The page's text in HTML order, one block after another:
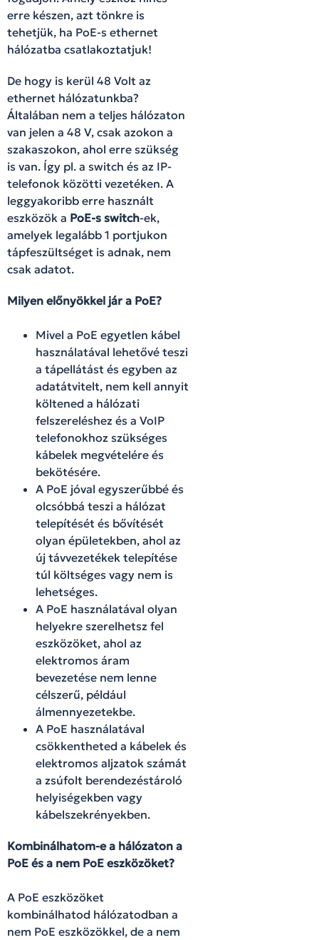
erre készen, azt tönkre is
tehetjük, ha PoE-s ethernet
hálózatba csatlakoztatjuk!
De hogy is kerül 48 Volt az
ethernet hálózatunkba?
Általában nem a teljes hálózaton
van jelen a 48 V, csak azokon a
szakaszokon, ahol erre szükség
is van. Így pl. a switch és az IP-
telefonok közötti vezetéken. A
leggyakoribb erre használt
eszközök a PoE-s switch-ek,
amelyek legalább 1 portjukon
tápfeszültséget is adnak, nem
csak adatot.
Milyen előnyökkel jár a PoE?
Mivel a PoE egyetlen kábel
használatával lehetővé teszi
a tápellátást és egyben az
adatátvitelt, nem kell annyit
költened a hálózati
felszereléshez és a VoIP
telefonokhoz szükséges
kábelek megvételére és
bekötésére.
A PoE jóval egyszerűbbé és
olcsóbbá teszi a hálózat
telepítését és bővítését
olyan épületekben, ahol az
új távvezetékek telepítése
túl költséges vagy nem is
lehetséges.
A PoE használatával olyan
helyekre szerelhetsz fel
eszközöket, ahol az
elektromos áram
bevezetése nem lenne
célszerű, például
álmennyezetekbe.
A PoE használatával
csökkentheted a kábelek és
elektromos aljzatok számát
a zsúfolt berendezéstároló
helyiségekben vagy
kábelszekrényekben.
Kombinálhatom-e a hálózaton a
PoE és a nem PoE eszközöket?
A PoE eszközöket
kombinálhatod hálózatodban a
nem PoE eszközökkel, de a nem